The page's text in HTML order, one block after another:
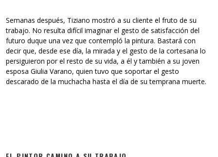
Semanas después, Tiziano mostró a su cliente el fruto de su
trabajo. No resulta difícil imaginar el gesto de satisfacción del
futuro duque una vez que contempló la pintura. Bastará con
decir que, desde ese día, la mirada y el gesto de la cortesana lo
persiguieron por el resto de su vida, a él y también a su joven
esposa Giulia Varano, quien tuvo que soportar el gesto
descarado de la muchacha hasta el día de su temprana muerte.